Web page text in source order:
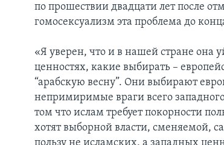
по прошествии двадцати лет после
гомосексуализм эта проблема до
«Я уверен, что и в нашей стране она
ценностях, какие выбирать –
“арабскую весну”. Они выбирают
непримиримые враги всего
том что ислам требует покорности
хотят выборной власти, сменяемой,